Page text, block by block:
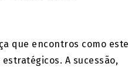
que encontros como este
A sucessão,